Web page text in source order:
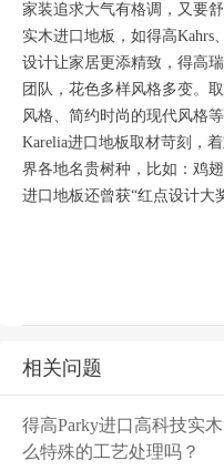
家装追求大气有格调，又要
实木进口地板，如得高Kahrs、
设计让家居更添精致，得高
团队，花色多样风格多变。
风格、简约时尚的现代风格
Karelia进口地板取材苛刻，
界各地名贵树种，比如：鸡
进口地板还曾获“红点设计大
相关问题
得高Parky进口高科技实
么特殊的工艺处理吗？